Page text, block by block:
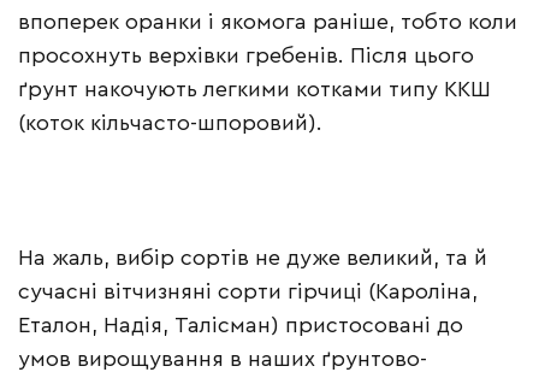
впоперек оранки і якомога раніше, тобто коли
просохнуть верхівки гребенів. Після цього
ґрунт накочують легкими котками типу ККШ
(коток кільчасто-шпоровий).
На жаль, вибір сортів не дуже великий, та й
сучасні вітчизняні сорти гірчиці (Кароліна,
Еталон, Надія, Талісман) пристосовані до
умов вирощування в наших ґрунтово-